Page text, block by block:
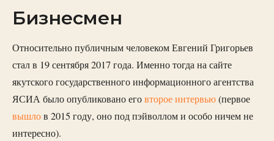
Бизнесмен
Относительно публичным человеком Евгений Григорьев
стал в 19 сентября 2017 года. Именно тогда на сайте
якутского государственного информационного агентства
ЯСИА было опубликовано еговторое интервью(первое
вышлов 2015 году, оно под пэйволлом и особо ничем не
интересно).